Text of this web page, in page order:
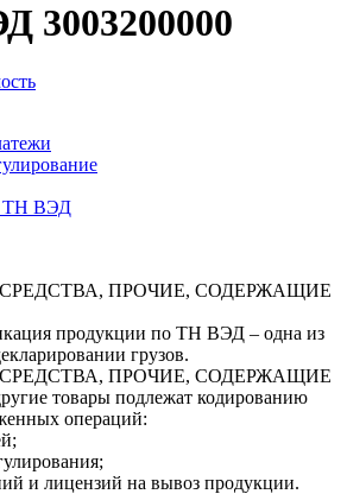
3003200000
ТН ВЭД
ПРОЧИЕ, СОДЕРЖАЩИЕ
продукции по ТН ВЭД – одна из
грузов.
ПРОЧИЕ, СОДЕРЖАЩИЕ
товары подлежат кодированию
операций:
и лицензий на вывоз продукции.